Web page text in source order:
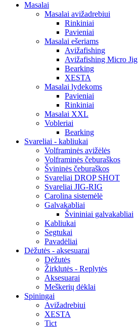
Masalai
Masalai avižadrebiui
Rinkiniai
Pavieniai
Masalai ešeriams
Avižafishing
Avižafishing Micro Jig
Bearking
XESTA
Masalai lydekoms
Pavieniai
Rinkiniai
Masalai XXL
Vobleriai
Bearking
Svareliai - kabliukai
Volframinės avižėlės
Volframinės čeburaškos
Švininės čeburaškos
Svareliai DROP SHOT
Svareliai JIG-RIG
Carolina sistemėlė
Galvakabliai
Švininiai galvakabliai
Kabliukai
Segtukai
Pavadėliai
Dėžutės - aksesuarai
Dėžutės
Žirklutės - Replytės
Aksesuarai
Meškerių dėklai
Spiningai
Avižadrebiui
XESTA
Tict